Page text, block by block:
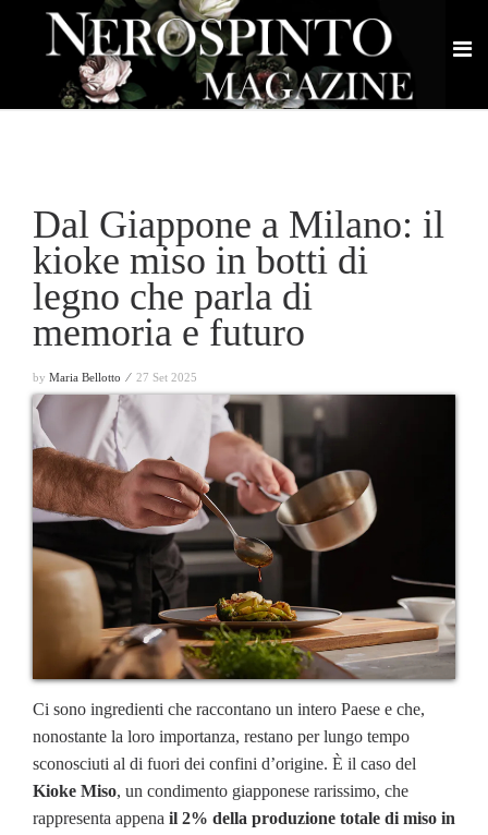
Dal Giappone a Milano: il
kioke miso in botti di
legno che parla di
memoria e futuro
by Maria Bellotto ⁄ 27 Set 2025
Ci sono ingredienti che raccontano un intero Paese e che,
nonostante la loro importanza, restano per lungo tempo
sconosciuti al di fuori dei confini d’origine. È il caso del
Kioke Miso, un condimento giapponese rarissimo, che
rappresenta appena il 2% della produzione totale di miso in